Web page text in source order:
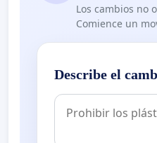
Los cambios no
Comience un
Describe el